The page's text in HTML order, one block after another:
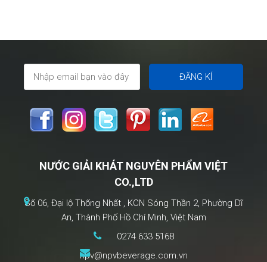
NƯỚC GIẢI KHÁT NGUYÊN PHẨM VIỆT
CO.,LTD
Số 06, Đại lộ Thống Nhất , KCN Sóng Thần 2, Phường Dĩ
An, Thành Phố Hồ Chí Minh, Việt Nam
0274 633 5168
npv@npvbeverage.com.vn